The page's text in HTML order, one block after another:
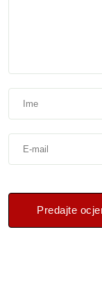
Predajte